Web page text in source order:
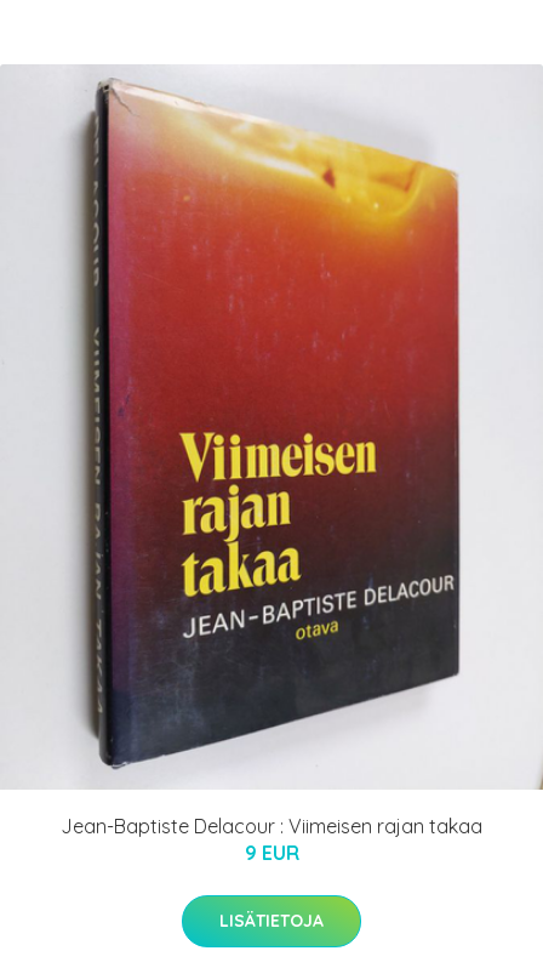
Jean-Baptiste Delacour : Viimeisen rajan takaa
9 EUR
LISÄTIETOJA